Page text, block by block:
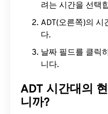
려는 시간을 선택
ADT(오른쪽)의 시
다.
날짜 필드를 클릭
니다.
ADT 시간대의
니까?